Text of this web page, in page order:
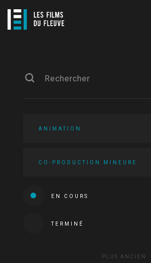
ANIMATION
CO-PRODUCTION MINEURE
EN COURS
TERMINÉ
PLUS ANCIEN